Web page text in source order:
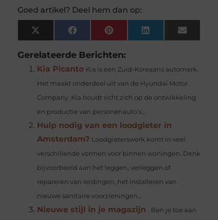
Goed artikel? Deel hem dan op:
X
(Twitter)
FacebookPinterest LinkedIn Email
Gerelateerde Berichten:
Kia Picanto Kia is een Zuid-Koreaans automerk.
Het maakt onderdeel uit van de Hyundai Motor
Company. Kia houdt richt zich op de ontwikkeling
en productie van personenauto’s...
Hulp nodig van een loodgieter in
Amsterdam? Loodgieterswerk komt in veel
verschillende vormen voor binnen woningen. Denk
bijvoorbeeld aan het leggen, verleggen of
repareren van leidingen, het installeren van
nieuwe sanitaire voorzieningen...
Nieuwe stijl in je magazijn
Ben je toe aan